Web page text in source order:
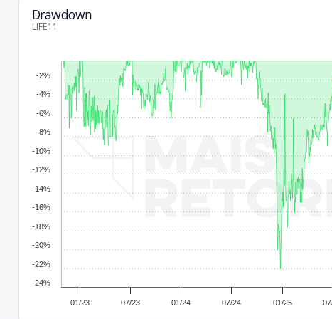
Drawdown
LIFE11
01/23 07/23 01/24 07/24 01/25
-24%
-22%
-20%
-18%
-16%
-14%
-12%
-10%
-8%
-6%
-4%
-2%